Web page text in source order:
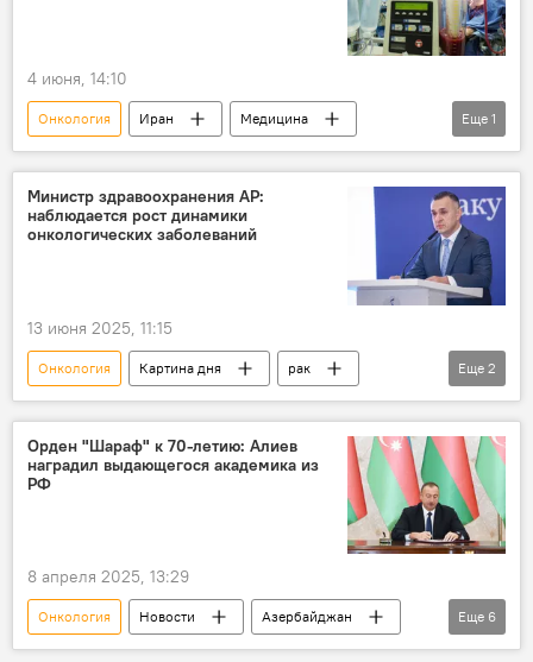
4 июня, 14:10
Онкология Иран
Медицина
Онкологические заболевания
Еще 1
Министр здравоохранения АР:
наблюдается рост динамики
онкологических заболеваний
13 июня 2025, 11:15
Онкология Картина дня
рак
Рак
Национальный центр онкологии
онкологические заболевания
Еще 2
Орден "Шараф" к 70-летию: Алиев
наградил выдающегося академика из
РФ
8 апреля 2025, 13:29
Онкология Новости
Азербайджан
Россия
Президент
Ильхам Алиев
Еще 6